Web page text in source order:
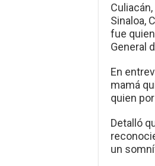
Sinaloa,
fue
General
En
mamá
quien
Detalló
un